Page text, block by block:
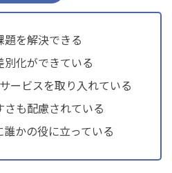
題を解決できる
化ができている
ービスを取り入れている
も配慮されている
かの役に立っている